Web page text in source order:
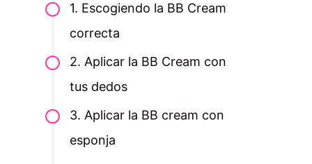
1. Escogiendo la BB Cream
correcta
2. Aplicar la BB Cream con
tus dedos
3. Aplicar la BB cream con
esponja